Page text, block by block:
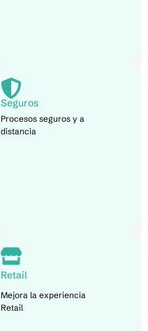
Seguros
Procesos seguros y a
distancia
Retail
Mejora la experiencia
Retail